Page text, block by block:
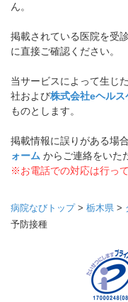
ん。
掲載されている医院を受
に直接ご確認ください。
当サービスによって生じ
社および株式会社eヘルス
ものとします。
掲載情報に誤りがある場
ォーム からご連絡をいた
※お電話での対応は行っ
病院なびトップ> 栃木県 >
予防接種